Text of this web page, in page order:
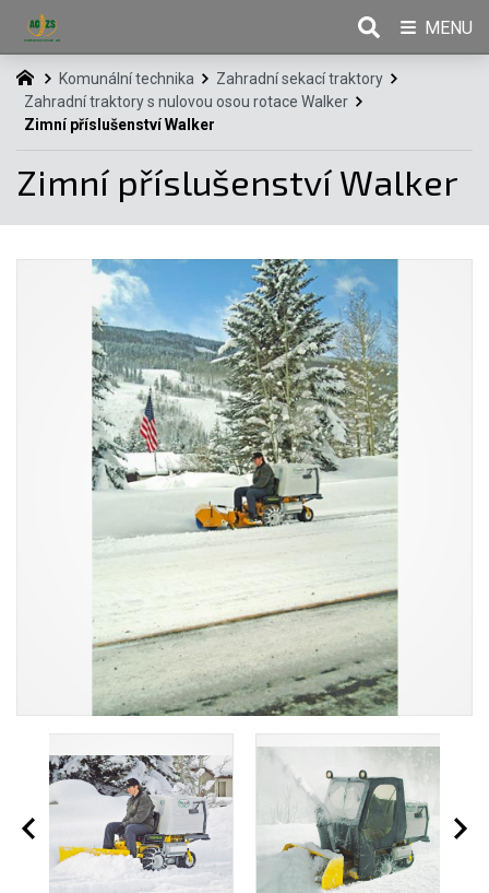
Komunální technika
Zahradní sekací traktory
Zahradní traktory s nulovou osou rotace Walker
Zimní příslušenství Walker
Zimní příslušenství Walker
MENU